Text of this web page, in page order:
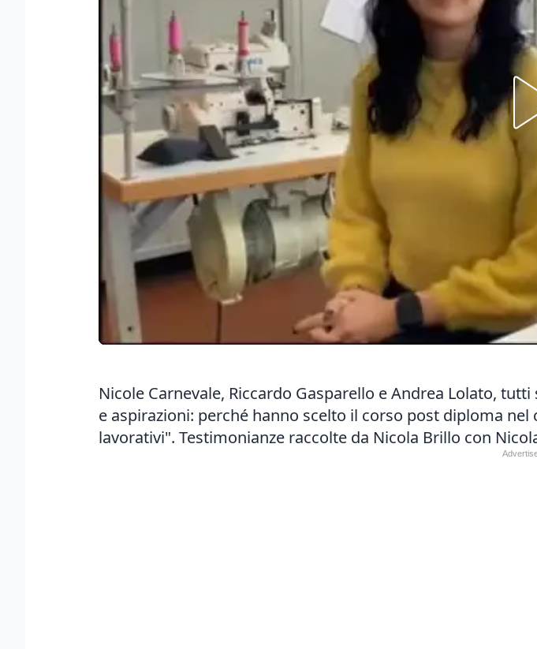
Nicole Carnevale, Riccardo Gasparello e Andrea Lolato,
e aspirazioni: perché hanno scelto il corso post diploma
lavorativi". Testimonianze raccolte da Nicola Brillo con